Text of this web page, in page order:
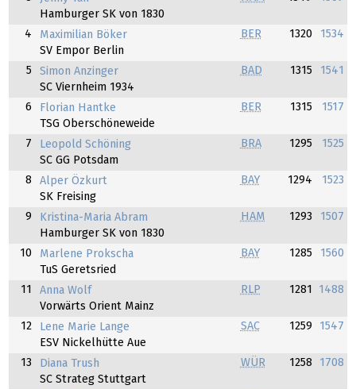
Hamburger SK von 1830
4
Maximilian Böker
SV Empor Berlin
BER 1320 1534
5
Simon Anzinger
SC Viernheim 1934
BAD 1315 1541
6
Florian Hantke
TSG Oberschöneweide
BER 1315 1517
7
Leopold Schöning
SC GG Potsdam
BRA 1295 1525
8
Alper Özkurt
SK Freising
BAY 1294 1523
9
Kristina-Maria Abram
Hamburger SK von 1830
HAM 1293 1507
10
Marlene Prokscha
TuS Geretsried
BAY 1285 1560
11
Anna Wolf
Vorwärts Orient Mainz
RLP 1281 1488
12
Lene Marie Lange
ESV Nickelhütte Aue
SAC 1259 1547
13
Diana Trush
SC Strateg Stuttgart
WÜR 1258 1708